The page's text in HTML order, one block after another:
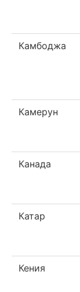
Камбоджа
Камерун
Канада
Катар
Кения